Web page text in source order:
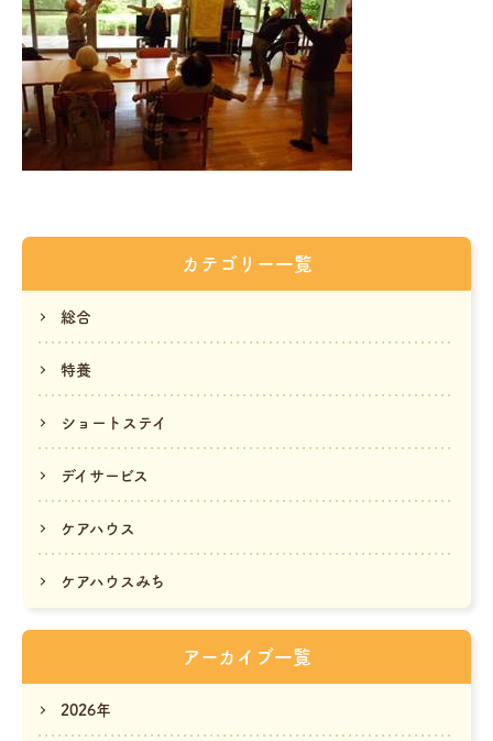
カテゴリー一覧
総合
特養
ショートステイ
デイサービス
ケアハウス
ケアハウスみち
アーカイブ一覧
2026年